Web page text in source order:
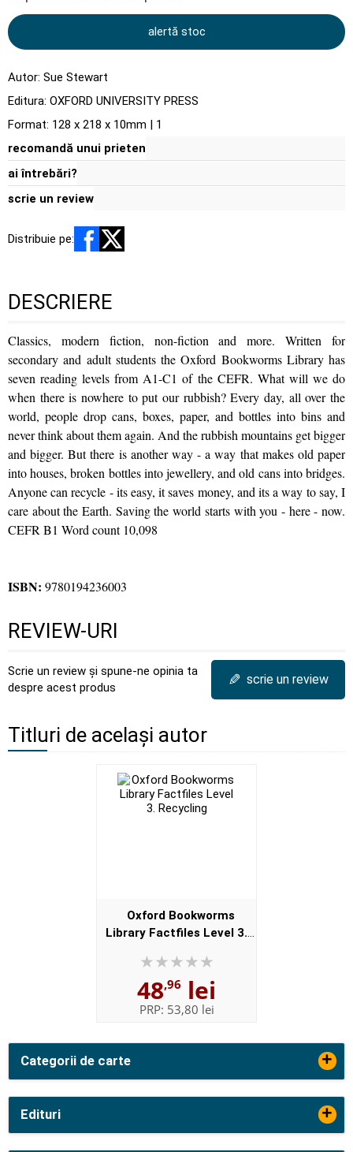
Categorii de carte +
Edituri +
alertă stoc
Autor: Sue Stewart
Editura: OXFORD UNIVERSITY PRESS
Format: 128 x 218 x 10mm | 1
recomandă unui prieten
ai întrebări?
scrie un review
Distribuie pe:
DESCRIERE
Classics, modern fiction, non-fiction and more. Written for
secondary and adult students the Oxford Bookworms Library has
seven reading levels from A1-C1 of the CEFR. What will we do
when there is nowhere to put our rubbish? Every day, all over the
world, people drop cans, boxes, paper, and bottles into bins and
never think about them again. And the rubbish mountains get bigger
and bigger. But there is another way - a way that makes old paper
into houses, broken bottles into jewellery, and old cans into bridges.
Anyone can recycle - its easy, it saves money, and its a way to say, I
care about the Earth. Saving the world starts with you - here - now.
CEFR B1 Word count 10,098
ISBN: 9780194236003
REVIEW-URI
Scrie un review și spune-ne opinia ta
despre acest produs
✎ scrie un review
Titluri de același autor
Oxford Bookworms
Library Factfiles Level 3.
48,96 lei
PRP: 53,80 lei